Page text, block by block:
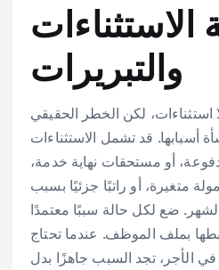
الاستثناءات
والتبريرات
استثناءات، لكن الخطر الحقيقي
أسبابها. قد تشمل الاستثناءات
أو مستحقات نهاية خدمة،
متغيرة، أو راتبًا جزئيًا بسبب
ضع لكل حالة سببًا معتمدًا
بملف الموظف. عندما تحتاج
الأجر، تجد السبب جاهزًا بدل